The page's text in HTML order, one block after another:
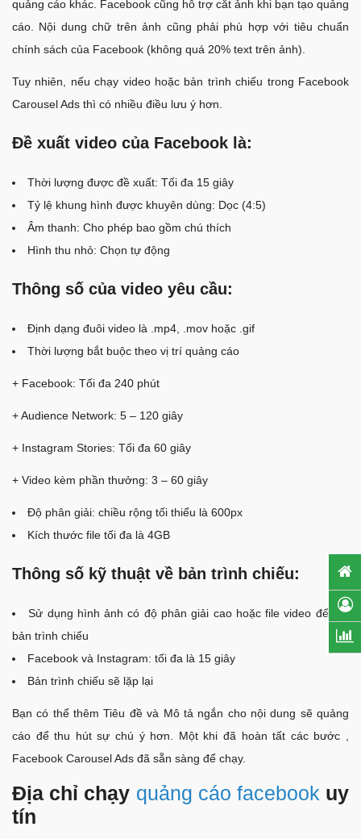
quảng cáo khác. Facebook cũng hỗ trợ cắt ảnh khi bạn tạo quảng
cáo. Nội dung chữ trên ảnh cũng phải phù hợp với tiêu chuẩn
chính sách của Facebook (không quá 20% text trên ảnh).
Tuy nhiên, nếu chạy video hoặc bản trình chiếu trong Facebook
Carousel Ads thì có nhiều điều lưu ý hơn.
Đề xuất video của Facebook là:
Thời lượng được đề xuất: Tối đa 15 giây
Tỷ lệ khung hình được khuyên dùng: Dọc (4:5)
Âm thanh: Cho phép bao gồm chú thích
Hình thu nhỏ: Chọn tự động
Thông số của video yêu cầu:
Định dạng đuôi video là .mp4, .mov hoặc .gif
Thời lượng bắt buộc theo vị trí quảng cáo
+ Facebook: Tối đa 240 phút
+ Audience Network: 5 – 120 giây
+ Instagram Stories: Tối đa 60 giây
+ Video kèm phần thưởng: 3 – 60 giây
Độ phân giải: chiều rộng tối thiểu là 600px
Kích thước file tối đa là 4GB
Thông số kỹ thuật về bản trình chiếu:
Sử dụng hình ảnh có độ phân giải cao hoặc file video để tạo
bản trình chiếu
Facebook và Instagram: tối đa là 15 giây
Bản trình chiếu sẽ lặp lại
Bạn có thể thêm Tiêu đề và Mô tả ngắn cho nội dung sẽ quảng
cáo để thu hút sự chú ý hơn. Một khi đã hoàn tất các bước ,
Facebook Carousel Ads đã sẵn sàng để chạy.
Địa chỉ chạy quảng cáo facebook uy
tín